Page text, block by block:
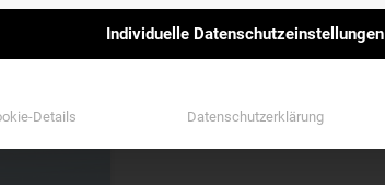
Individuelle Datenschutzeinstellungen
Details Datenschutzerklärung